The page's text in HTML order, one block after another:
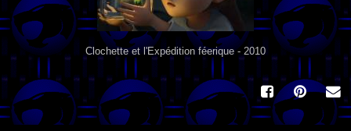
Clochette et l'Expédition féerique - 2010